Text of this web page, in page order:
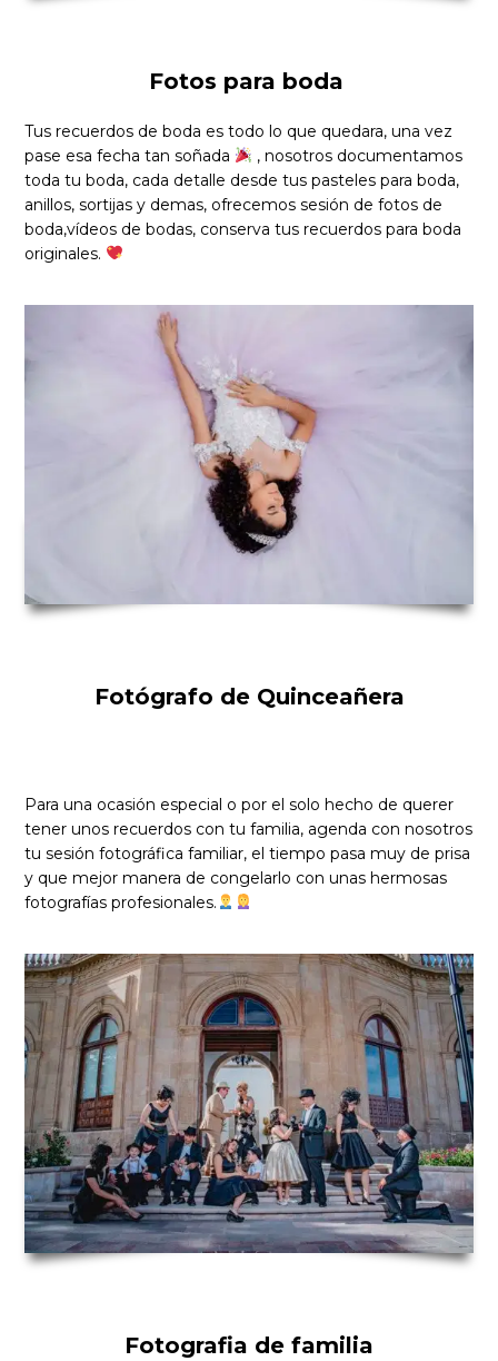
Fotos para boda
Tus recuerdos de boda es todo lo que quedara, una vez
pase esa fecha tan soñada
, nosotros documentamos
toda tu boda, cada detalle desde tus pasteles para boda,
anillos, sortijas y demas, ofrecemos sesión de fotos de
boda,vídeos de bodas, conserva tus recuerdos para boda
originales.
Fotógrafo de Quinceañera
Para una ocasión especial o por el solo hecho de querer
tener unos recuerdos con tu familia, agenda con nosotros
tu sesión fotográfica familiar, el tiempo pasa muy de prisa
y que mejor manera de congelarlo con unas hermosas
fotografías profesionales.
Fotografia de familia